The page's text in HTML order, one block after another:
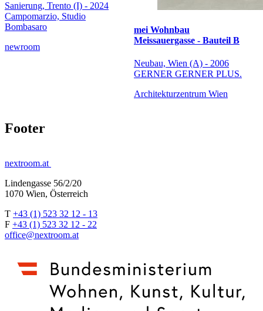
Sanierung, Trento (I) - 2024
Campomarzio, Studio
Bombasaro
newroom
mei Wohnbau
Meissauergasse - Bauteil B
Neubau, Wien (A) - 2006
GERNER GERNER PLUS.
Architekturzentrum Wien
Footer
nextroom.at
Lindengasse 56/2/20
1070 Wien, Österreich
T +43 (1) 523 32 12 - 13
F +43 (1) 523 32 12 - 22
office@nextroom.at